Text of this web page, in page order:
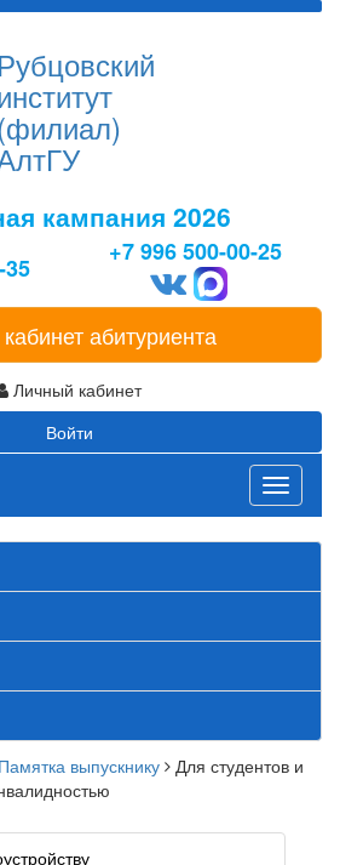
Рубцовский
кампания 2026
35
+7 996 500-00-25
абитуриента
Личный кабинет
Войти
Toggle
Памятка выпускнику
Для студентов и